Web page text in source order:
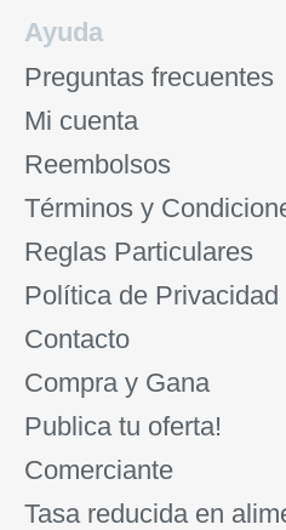
Ayuda
Preguntas frecuentes
Mi cuenta
Reembolsos
Términos y
Reglas Particulares
Política de Privacidad
Contacto
Compra y Gana
Publica tu oferta!
Comerciante
Tasa reducida en